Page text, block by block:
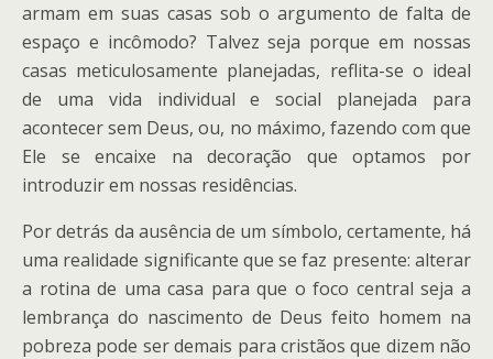
armam em suas casas sob o argumento de falta de
espaço e incômodo? Talvez seja porque em nossas
casas meticulosamente planejadas, reflita-se o ideal
de uma vida individual e social planejada para
acontecer sem Deus, ou, no máximo, fazendo com que
Ele se encaixe na decoração que optamos por
introduzir em nossas residências.
Por detrás da ausência de um símbolo, certamente, há
uma realidade significante que se faz presente: alterar
a rotina de uma casa para que o foco central seja a
lembrança do nascimento de Deus feito homem na
pobreza pode ser demais para cristãos que dizem não